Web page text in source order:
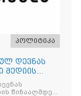
პოლიტიკა
დევნას
მედიის
წინააღმდეგ,